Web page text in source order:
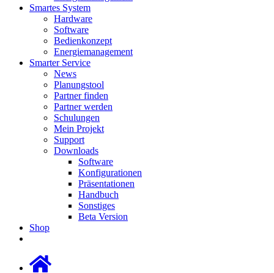
Smartes System
Hardware
Software
Bedienkonzept
Energiemanagement
Smarter Service
News
Planungstool
Partner finden
Partner werden
Schulungen
Mein Projekt
Support
Downloads
Software
Konfigurationen
Präsentationen
Handbuch
Sonstiges
Beta Version
Shop